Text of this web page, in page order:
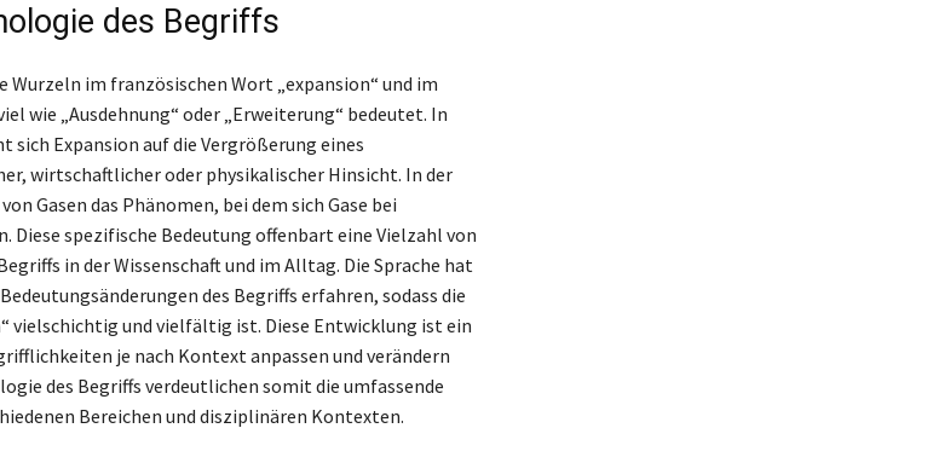
des Begriffs
Wurzeln im französischen Wort „expansion“ und im
wie „Ausdehnung“ oder „Erweiterung“ bedeutet. In
sich Expansion auf die Vergrößerung eines
wirtschaftlicher oder physikalischer Hinsicht. In der
Gasen das Phänomen, bei dem sich Gase bei
Diese spezifische Bedeutung offenbart eine Vielzahl von
in der Wissenschaft und im Alltag. Die Sprache hat
des Begriffs erfahren, sodass die
vielschichtig und vielfältig ist. Diese Entwicklung ist ein
je nach Kontext anpassen und verändern
des Begriffs verdeutlichen somit die umfassende
Bereichen und disziplinären Kontexten.